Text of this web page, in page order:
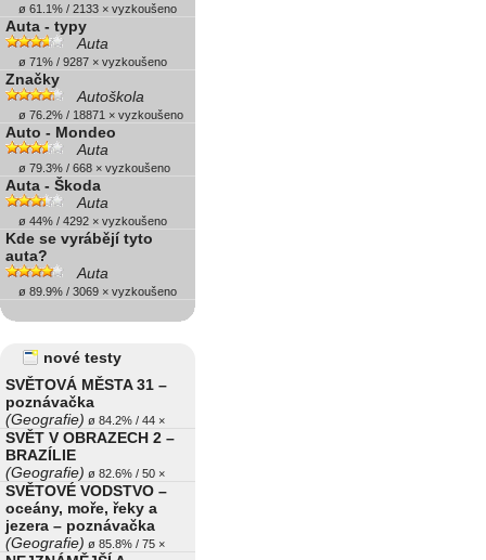
ø 61.1% / 2133 × vyzkoušeno
Auta - typy
Auta
ø 71% / 9287 × vyzkoušeno
Značky
Autoškola
ø 76.2% / 18871 × vyzkoušeno
Auto - Mondeo
Auta
ø 79.3% / 668 × vyzkoušeno
Auta - Škoda
Auta
ø 44% / 4292 × vyzkoušeno
Kde se vyrábějí tyto
auta?
Auta
ø 89.9% / 3069 × vyzkoušeno
nové testy
SVĚTOVÁ MĚSTA 31 –
poznávačka
(Geografie) ø 84.2% / 44 ×
SVĚT V OBRAZECH 2 –
BRAZÍLIE
(Geografie) ø 82.6% / 50 ×
SVĚTOVÉ VODSTVO –
oceány, moře, řeky a
jezera – poznávačka
(Geografie) ø 85.8% / 75 ×